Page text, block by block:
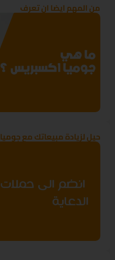
من المهم ايضا ان تعرف
حيل لزيادة مبيعاتك مع جوميا